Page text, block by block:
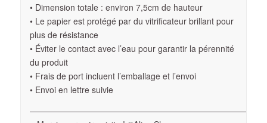
• Dimension totale : environ 7,5cm de hauteur
• Le papier est protégé par du vitrificateur brillant pour
plus de résistance
• Éviter le contact avec l’eau pour garantir la pérennité
du produit
• Frais de port incluent l’emballage et l’envoi
• Envoi en lettre suivie